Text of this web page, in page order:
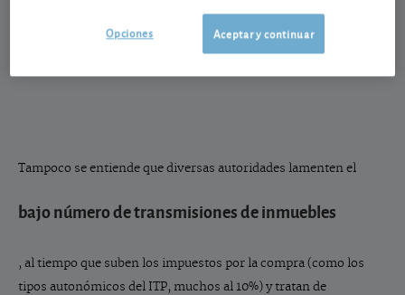
terrateniente. Y sin embargo, la regulación actual del IBI, por
Tampoco se entiende que diversas autoridades lamenten el
bajo número de transmisiones de inmuebles
, al tiempo que suben los impuestos por la compra (como los
tipos autonómicos del ITP, muchos al 10%) y tratan de
Aceptar y continuar
Opciones